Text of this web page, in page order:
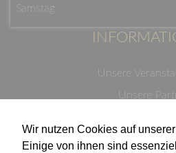
Wir nutzen Cookies auf
Einige von ihnen sind
Samstag
Unsere
Unsere